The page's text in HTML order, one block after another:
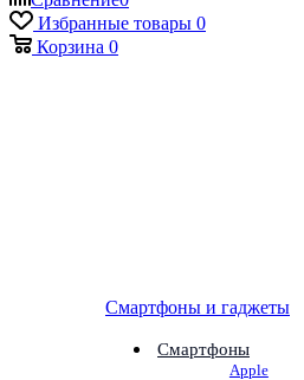
Избранные товары 0
Корзина 0
Смартфоны и гаджеты
Смартфоны
Apple